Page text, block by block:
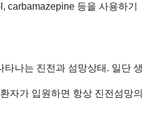
등을 사용하기
나는 진전과 섬망상태. 일단 생
가 입원하면 항상 진전섬망의